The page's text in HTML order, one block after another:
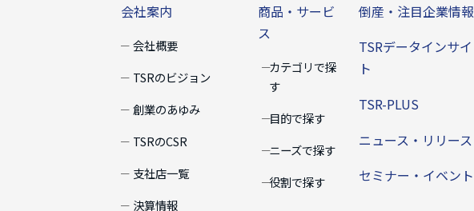
会社案内
会社概要
TSRのビジョン
創業のあゆみ
TSRのCSR
支社店一覧
決算情報
商品・サービ
ス
カテゴリで探
す
目的で探す
ニーズで探す
役割で探す
倒産・注目企業情報
TSRデータインサイ
ト
TSR-PLUS
ニュース・リリース
セミナー・イベント